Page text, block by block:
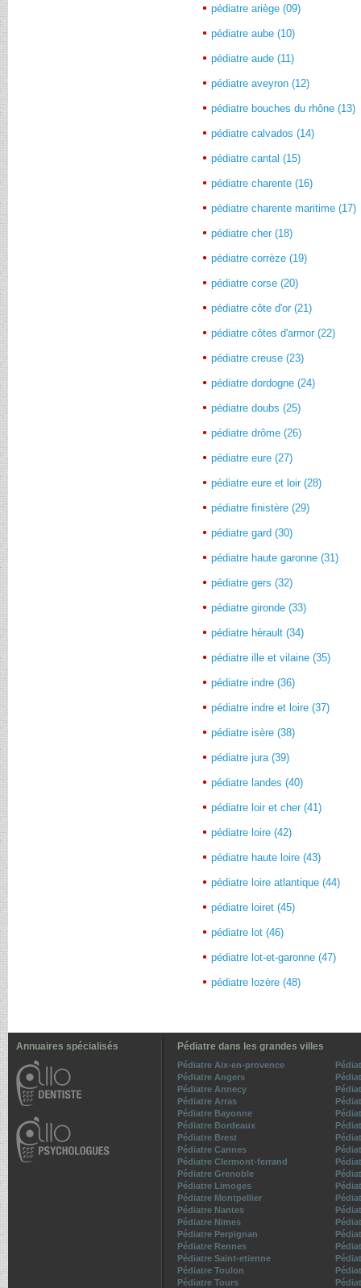
pédiatre ariège (09)
pédiatre aube (10)
pédiatre aude (11)
pédiatre aveyron (12)
pédiatre bouches du rhône (13)
pédiatre calvados (14)
pédiatre cantal (15)
pédiatre charente (16)
pédiatre charente maritime (17)
pédiatre cher (18)
pédiatre corrèze (19)
pédiatre corse (20)
pédiatre côte d'or (21)
pédiatre côtes d'armor (22)
pédiatre creuse (23)
pédiatre dordogne (24)
pédiatre doubs (25)
pédiatre drôme (26)
pédiatre eure (27)
pédiatre eure et loir (28)
pédiatre finistère (29)
pédiatre gard (30)
pédiatre haute garonne (31)
pédiatre gers (32)
pédiatre gironde (33)
pédiatre hérault (34)
pédiatre ille et vilaine (35)
pédiatre indre (36)
pédiatre indre et loire (37)
pédiatre isère (38)
pédiatre jura (39)
pédiatre landes (40)
pédiatre loir et cher (41)
pédiatre loire (42)
pédiatre haute loire (43)
pédiatre loire atlantique (44)
pédiatre loiret (45)
pédiatre lot (46)
pédiatre lot-et-garonne (47)
pédiatre lozère (48)
Annuaires spécialisés Pédiatre dans les grandes villes
Pédiatre Aix-en-provence
Pédiatre Angers
Pédiatre Annecy
Pédiatre Arras
Pédiatre Bayonne
Pédiatre Bordeaux
Pédiatre Brest
Pédiatre Cannes
Pédiatre Clermont-ferrand
Pédiatre Grenoble
Pédiatre Limoges
Pédiatre Montpellier
Pédiatre Nantes
Pédiatre Nimes
Pédiatre Perpignan
Pédiatre Rennes
Pédiatre Saint-etienne
Pédiatre Toulon
Pédiatre Tours